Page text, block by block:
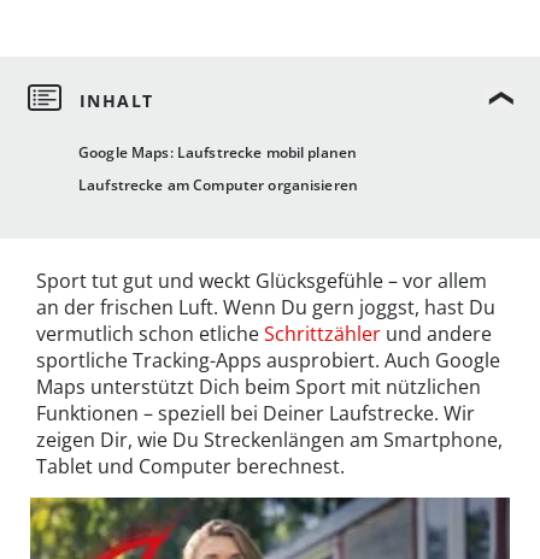
Google Maps: Laufstrecke mobil planen
Laufstrecke am Computer organisieren
Sport tut gut und weckt Glücksgefühle – vor allem
an der frischen Luft. Wenn Du gern joggst, hast Du
vermutlich schon etlicheSchrittzähler und andere
sportliche Tracking-Apps ausprobiert. Auch Google
Maps unterstützt Dich beim Sport mit nützlichen
Funktionen – speziell bei Deiner Laufstrecke. Wir
zeigen Dir, wie Du Streckenlängen am Smartphone,
Tablet und Computer berechnest.